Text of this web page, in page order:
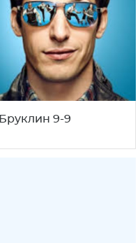
Бруклин 9-9